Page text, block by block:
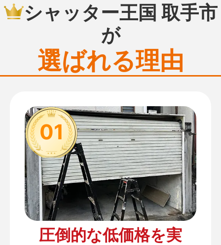
シャッター王国 取手市
が
選ばれる理由
01
圧倒的な低価格を実